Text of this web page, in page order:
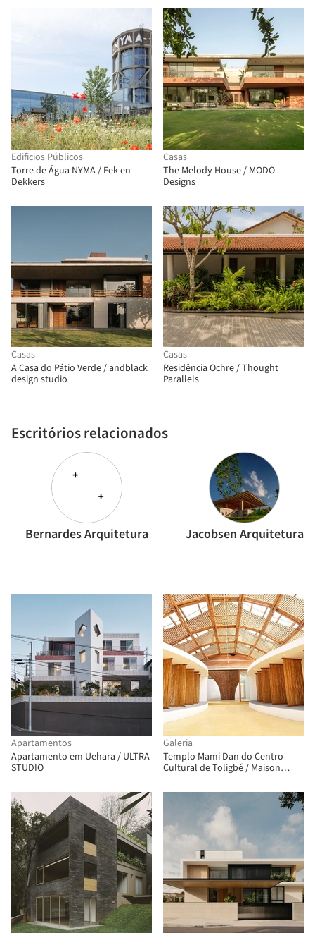
Edificios Públicos
Torre de Água NYMA / Eek en
Dekkers
Casas
The Melody House / MODO
Designs
Casas
A Casa do Pátio Verde / andblack
design studio
Escritórios relacionados
Bernardes Arquitetura Jacobsen Arquitetura
Casas
Residência Ochre / Thought
Parallels
Apartamentos
Apartamento em Uehara / ULTRA
STUDIO
Galeria
Templo Mami Dan do Centro
Cultural de Toligbé / Maison